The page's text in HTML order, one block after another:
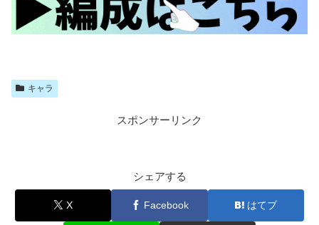
キャラ
スポンサーリンク
シェアする
X Facebook はてブ